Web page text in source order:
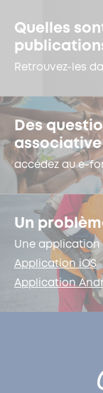
Quelles
Retrouvez-les
Des
associative
accédez au e-
Un
Une application
Application iOS
Application